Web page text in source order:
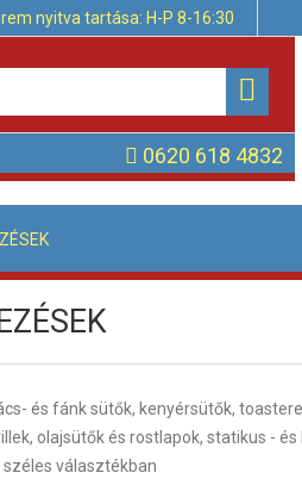
nyitva tartása: H-P 8-16:30
0620 618 4832
és fánk sütők, kenyérsütők,
olajsütők és rostlapok, statikus -
választékban